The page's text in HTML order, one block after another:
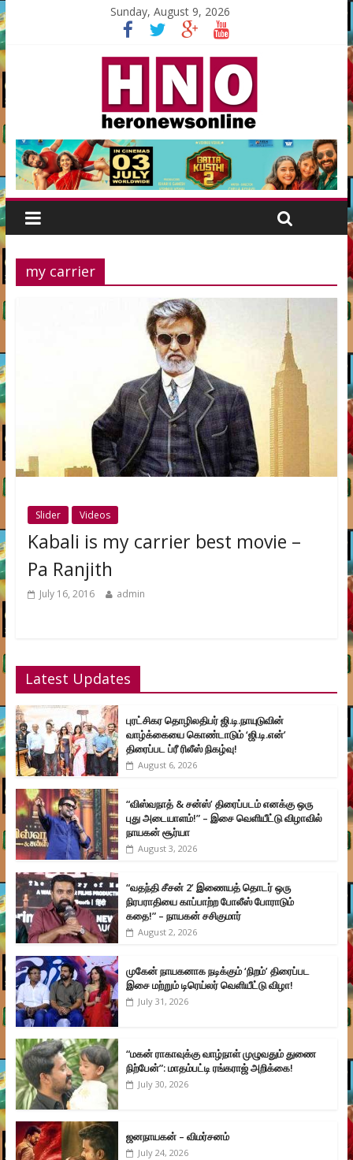
Sunday, August 9, 2026
my carrier
Slider Videos
Kabali is my carrier best movie –
Pa Ranjith
July 16, 2016 admin
Latest Updates
புரட்சிகர தொழிலதிபர் ஜி.டி.நாயுடுவின்
வாழ்க்கையை கொண்டாடும் ‘ஜி.டி.என்’
திரைப்பட ப்ரீ ரிலீஸ் நிகழ்வு!
August 6, 2026
“விஸ்வநாத் & சன்ஸ்’ திரைப்படம் எனக்கு ஒரு
புது அடையாளம்!” – இசை வெளியீட்டு விழாவில்
நாயகன் சூர்யா
August 3, 2026
“வதந்தி சீசன் 2’ இணையத் தொடர் ஒரு
நிரபராதியை காப்பாற்ற போலீஸ் போராடும்
கதை!” – நாயகன் சசிகுமார்
August 2, 2026
முகேன் நாயகனாக நடிக்கும் ‘நிறம்’ திரைப்பட
இசை மற்றும் டிரெய்லர் வெளியீட்டு விழா!
July 31, 2026
“மகன் ராகாவுக்கு வாழ்நாள் முழுவதும் துணை
நிற்பேன்”: மாதம்பட்டி ரங்கராஜ் அறிக்கை!
July 30, 2026
ஜனநாயகன் – விமர்சனம்
July 24, 2026